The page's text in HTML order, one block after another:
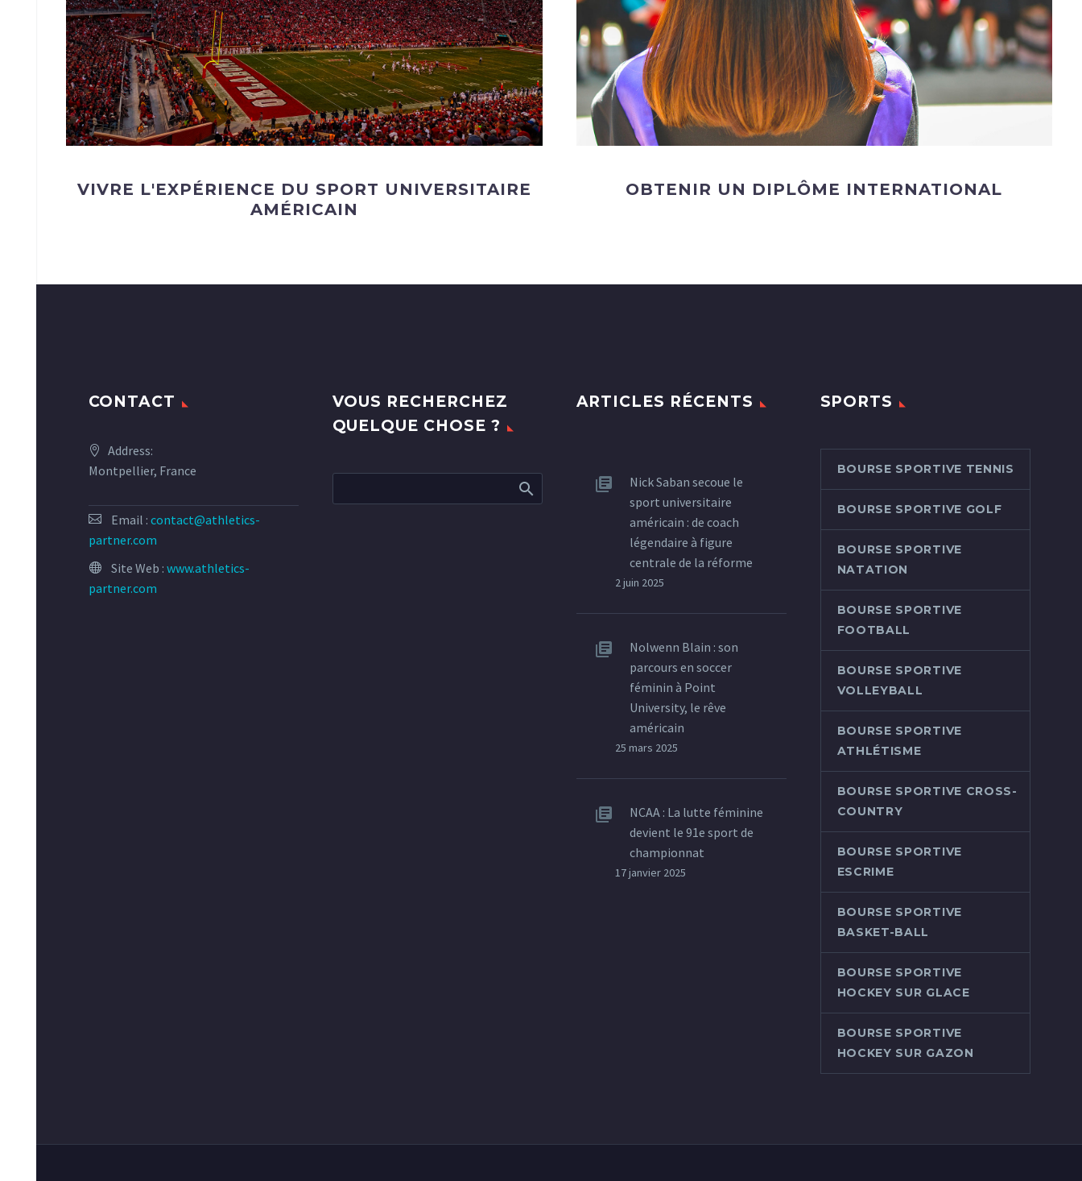
VIVRE L'EXPÉRIENCE DU SPORT UNIVERSITAIRE
AMÉRICAIN
OBTENIR UN DIPLÔME INTERNATIONAL
CONTACT
Address:
Montpellier, France
Email : contact@athletics-
partner.com
Site Web : www.athletics-
partner.com
VOUS RECHERCHEZ
QUELQUE CHOSE ?
ARTICLES RÉCENTS
Nick Saban secoue le
sport universitaire
américain : de coach
légendaire à figure
centrale de la réforme
2 juin 2025
Nolwenn Blain : son
parcours en soccer
féminin à Point
University, le rêve
américain
25 mars 2025
NCAA : La lutte féminine
devient le 91e sport de
championnat
17 janvier 2025
SPORTS
BOURSE SPORTIVE TENNIS
BOURSE SPORTIVE GOLF
BOURSE SPORTIVE
NATATION
BOURSE SPORTIVE
FOOTBALL
BOURSE SPORTIVE
VOLLEYBALL
BOURSE SPORTIVE
ATHLÉTISME
BOURSE SPORTIVE CROSS-
COUNTRY
BOURSE SPORTIVE
ESCRIME
BOURSE SPORTIVE
BASKET-BALL
BOURSE SPORTIVE
HOCKEY SUR GLACE
BOURSE SPORTIVE
HOCKEY SUR GAZON